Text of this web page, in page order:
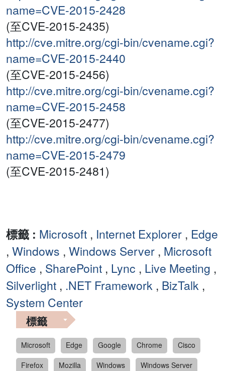
name=CVE-2015-2428
(至CVE-2015-2435)
http://cve.mitre.org/cgi-bin/cvename.cgi?
name=CVE-2015-2440
(至CVE-2015-2456)
http://cve.mitre.org/cgi-bin/cvename.cgi?
name=CVE-2015-2458
(至CVE-2015-2477)
http://cve.mitre.org/cgi-bin/cvename.cgi?
name=CVE-2015-2479
(至CVE-2015-2481)
標籤 : Microsoft , Internet Explorer , Edge
, Windows , Windows Server , Microsoft
Office , SharePoint , Lync , Live Meeting ,
Silverlight , .NET Framework , BizTalk ,
System Center
標籤
Microsoft Edge Google Chrome
Cisco
Firefox
Mozilla Windows
Windows Server